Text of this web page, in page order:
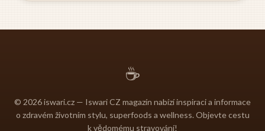
☕
© 2026 iswari.cz — Iswari CZ magazín nabízí inspiraci a informace
o zdravém životním stylu, superfoods a wellness. Objevte cestu
k vědomému stravování!